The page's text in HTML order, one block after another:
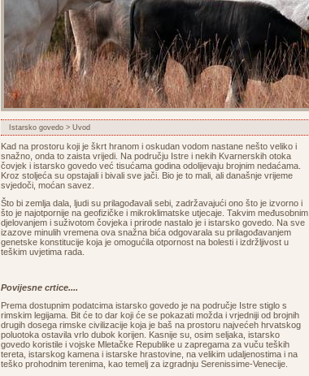
Istarsko govedo > Uvod
Kad na prostoru koji je škrt hranom i oskudan vodom nastane nešto veliko i
snažno, onda to zaista vrijedi. Na području Istre i nekih Kvarnerskih otoka
čovjek i istarsko govedo već tisućama godina odolijevaju brojnim nedaćama.
Kroz stoljeća su opstajali i bivali sve jači. Bio je to mali, ali današnje vrijeme
svjedoči, moćan savez.
Što bi zemlja dala, ljudi su prilagođavali sebi, zadržavajući ono što je izvorno i
što je najotpornije na geofizičke i mikroklimatske utjecaje. Takvim međusobnim
djelovanjem i suživotom čovjeka i prirode nastalo je i istarsko govedo. Na sve
izazove minulih vremena ova snažna bića odgovarala su prilagođavanjem
genetske konstitucije koja je omogućila otpornost na bolesti i izdržljivost u
teškim uvjetima rada.
Povijesne crtice....
Prema dostupnim podatcima istarsko govedo je na područje Istre stiglo s
rimskim legijama. Bit će to dar koji će se pokazati možda i vrjedniji od brojnih
drugih dosega rimske civilizacije koja je baš na prostoru najvećeh hrvatskog
poluotoka ostavila vrlo dubok korijen. Kasnije su, osim seljaka, istarsko
govedo koristile i vojske Mletačke Republike u zapregama za vuču teških
tereta, istarskog kamena i istarske hrastovine, na velikim udaljenostima i na
teško prohodnim terenima, kao temelj za izgradnju Serenissime-Venecije.